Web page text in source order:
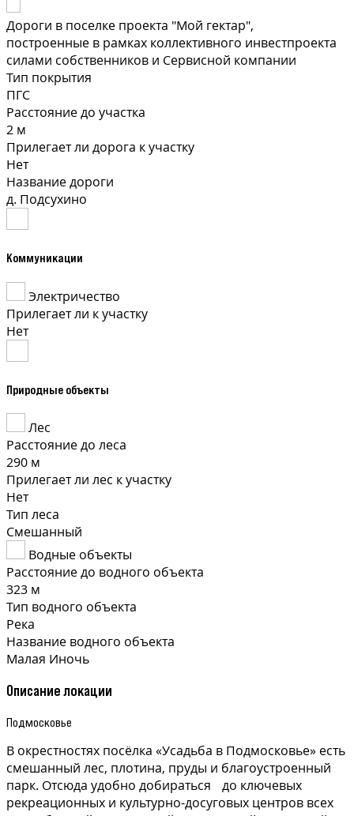
Дороги в поселке проекта "Мой гектар",
построенные в рамках коллективного инвестпроекта
силами собственников и Сервисной компании
Тип покрытия
ПГС
Расстояние до участка
2 м
Прилегает ли дорога к участку
Нет
Название дороги
д. Подсухино
Коммуникации
Электричество
Прилегает ли к участку
Нет
Природные объекты
Лес
Расстояние до леса
290 м
Прилегает ли лес к участку
Нет
Тип леса
Смешанный
Водные объекты
Расстояние до водного объекта
323 м
Тип водного объекта
Река
Название водного объекта
Малая Иночь
Описание локации
Подмосковье
В окрестностях посёлка «Усадьба в Подмосковье» есть
смешанный лес, плотина, пруды и благоустроенный
парк. Отсюда удобно добираться до ключевых
рекреационных и культурно-досуговых центров всех